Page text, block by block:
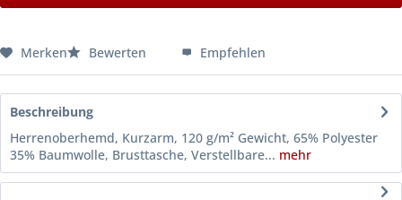
Merken Bewerten Empfehlen
Beschreibung
Herrenoberhemd, Kurzarm, 120 g/m² Gewicht, 65% Polyester
35% Baumwolle, Brusttasche, Verstellbare... mehr